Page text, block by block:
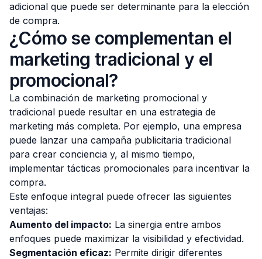
adicional que puede ser determinante para la elección
de compra.
¿Cómo se complementan el
marketing tradicional y el
promocional?
La combinación de marketing promocional y
tradicional puede resultar en una estrategia de
marketing más completa. Por ejemplo, una empresa
puede lanzar una campaña publicitaria tradicional
para crear conciencia y, al mismo tiempo,
implementar tácticas promocionales para incentivar la
compra.
Este enfoque integral puede ofrecer las siguientes
ventajas:
Aumento del impacto: La sinergia entre ambos
enfoques puede maximizar la visibilidad y efectividad.
Segmentación eficaz: Permite dirigir diferentes